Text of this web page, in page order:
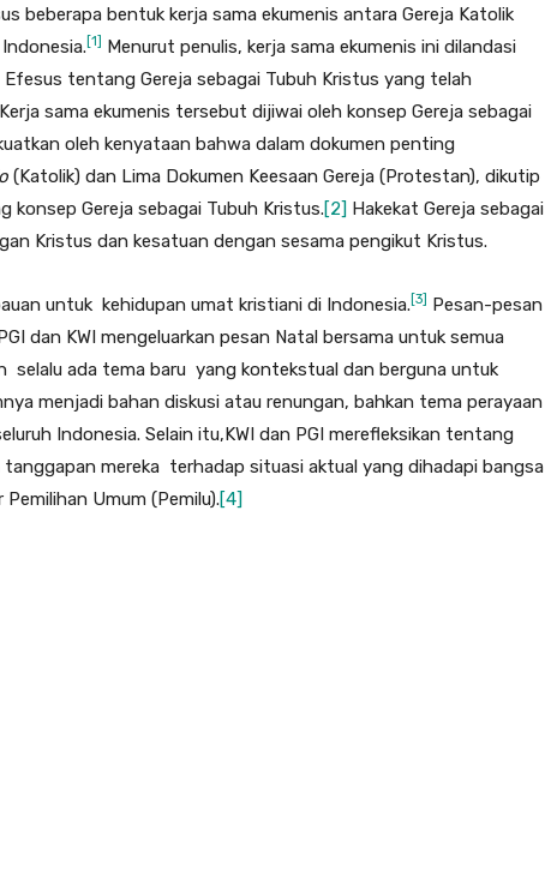
beberapa bentuk kerja sama ekumenis antara Gereja Katolik
[1] Menurut penulis, kerja sama ekumenis ini dilandasi
tentang Gereja sebagai Tubuh Kristus yang telah
sama ekumenis tersebut dijiwai oleh konsep Gereja sebagai
oleh kenyataan bahwa dalam dokumen penting
(Katolik) dan Lima Dokumen Keesaan Gereja (Protestan), dikutip
Gereja sebagai Tubuh Kristus.[2] Hakekat Gereja sebagai
Kristus dan kesatuan dengan sesama pengikut Kristus.
untuk kehidupan umat kristiani di Indonesia. [3] Pesan-pesan
dan KWI mengeluarkan pesan Natal bersama untuk semua
selalu ada tema baru yang kontekstual dan berguna untuk
menjadi bahan diskusi atau renungan, bahkan tema perayaan
Indonesia. Selain itu,KWI dan PGI merefleksikan tentang
tanggapan mereka terhadap situasi aktual yang dihadapi bangsa
Umum (Pemilu).[4]